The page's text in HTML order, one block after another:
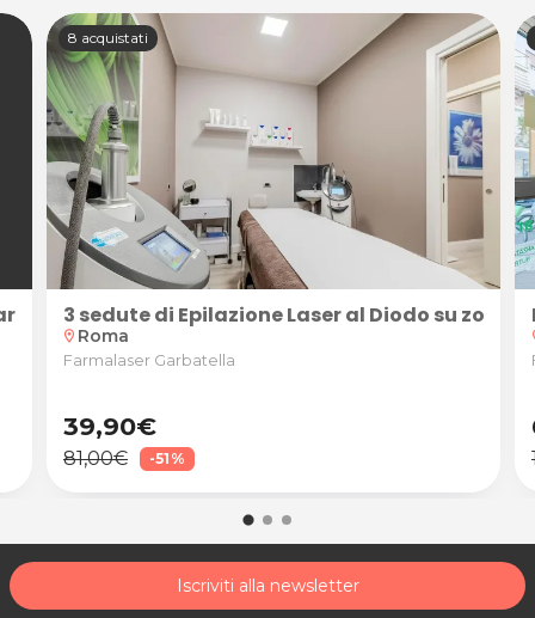
Garbatella,Roma
8 acquistati
3 sedute di Epilazione Laser al Diodo su
location_on Roma
Farmalaser Garbatella
39,90€
81,00€ -51%
Iscriviti alla newsletter